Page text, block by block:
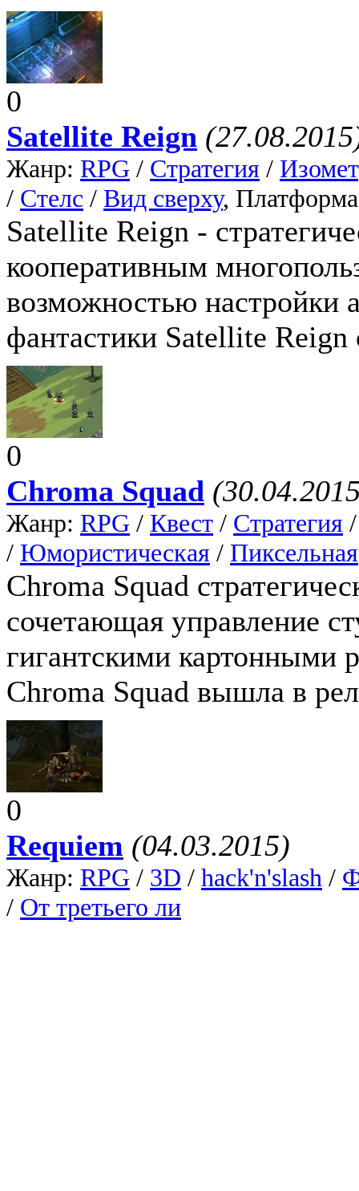
0
Satellite Reign
Жанр: RPG / Стратегия /
/ Стелс / Вид сверху,
Satellite Reign -
кооперативным
возможностью настройки
фантастики Satellite Reign
0
Chroma Squad
Жанр: RPG / Квест / Стратегия
/ Юмористическая / Пиксельная
Chroma Squad
сочетающая управление
гигантскими картонными
Chroma Squad вышла в
0
Requiem (04.03.2015)
Жанр: RPG / 3D / hack'n'slash /
/ От третьего лица